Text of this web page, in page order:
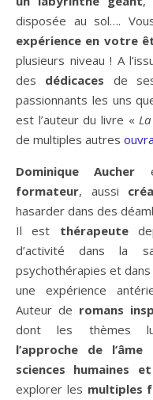
disposée au sol….
expérience en votre
plusieurs niveau ! A
des dédicaces de
passionnants les uns
est l’auteur du livre «
de multiples autres
Dominique Aucher
formateur, aussi
hasarder dans des
Il est thérapeute
d’activité dans la
psychothérapies et
une expérience
Auteur de romans
dont les thèmes
l’approche de l’âme
sciences humaines
explorer les multiples